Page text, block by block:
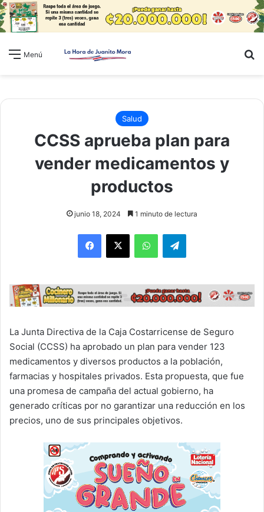
Menú
Salud
CCSS aprueba plan para
vender medicamentos y
productos
junio 18, 2024 1 minuto de lectura
WhatsAppTelegram
La Junta Directiva de la Caja Costarricense de Seguro
Social (CCSS) ha aprobado un plan para vender 123
medicamentos y diversos productos a la población,
farmacias y hospitales privados. Esta propuesta, que fue
una promesa de campaña del actual gobierno, ha
generado críticas por no garantizar una reducción en los
precios, uno de sus principales objetivos.